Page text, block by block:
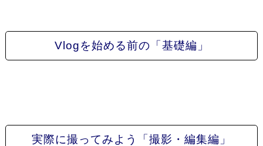
Vlogを始める前の「基礎編」
実際に撮ってみよう「撮影・編集編」